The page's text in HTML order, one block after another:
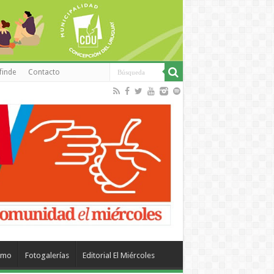
Contacto
Fotogalerías Editorial El Miércoles